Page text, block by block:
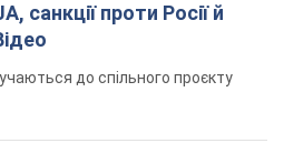
санкції проти Росії й
до спільного проєкту